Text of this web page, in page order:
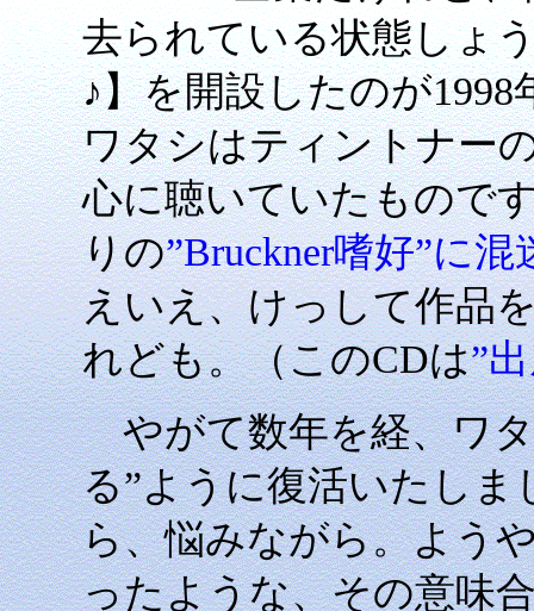
去られている状態しょ
♪】を開設したのが
ワタシはティントナー
心に聴いていたもので
りの”Bruckner嗜好”に
えいえ、けっして作品
れども。（このCDは”
やがて数年を経、ワタ
る”ように復活いたし
ら、悩みながら。よう
ったような、その意味